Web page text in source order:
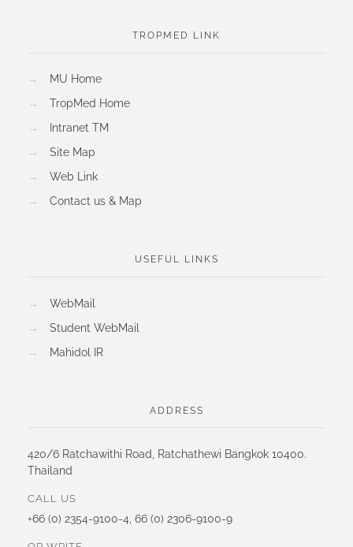
TROPMED LINK
→
MU Home
→
TropMed Home
→
Intranet TM
→
Site Map
→
Web Link
→
Contact us & Map
USEFUL LINKS
→
WebMail
→
Student WebMail
→
Mahidol IR
ADDRESS
420/6 Ratchawithi Road, Ratchathewi Bangkok 10400.
Thailand
CALL US
+66 (0) 2354-9100-4, 66 (0) 2306-9100-9